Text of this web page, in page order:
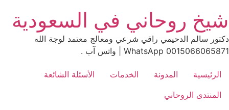
to
content
شيخ روحاني في السعودية
دكتور سالم الدحيمي راقي شرعي ومعالج معتمد لوجة الله
0015066065871 WhatsApp | واتس آب .
الرئيسية المدونة الخدمات
الأسئلة الشائعة
المنتدى الروحاني